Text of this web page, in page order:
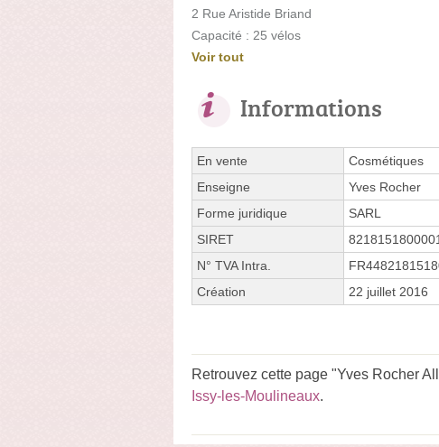
2 Rue Aristide Briand
Capacité : 25 vélos
Voir tout
Informations
En vente
Cosmétiques
Enseigne
Yves Rocher
Forme juridique
SARL
SIRET
N° TVA Intra.
Création
22 juillet 2016
Retrouvez cette page "Yves Rocher
Issy-les-Moulineaux.